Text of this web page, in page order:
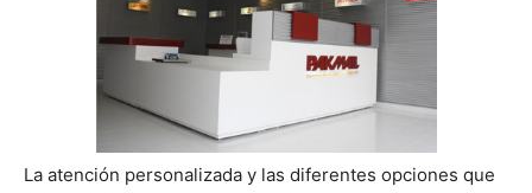
La atención personalizada y las diferentes opciones que